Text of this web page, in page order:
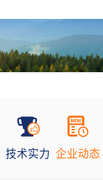
技术实力 企业动态